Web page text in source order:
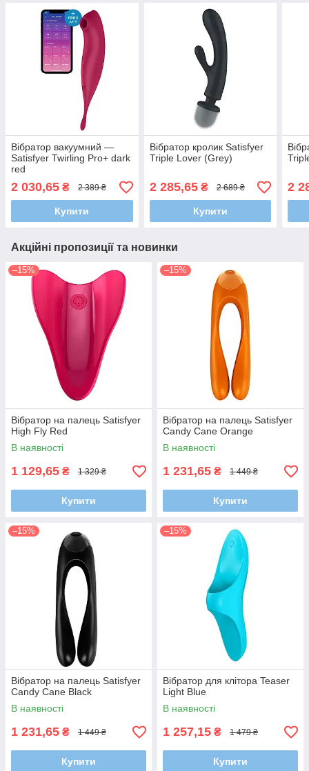
Вібратор вакуумний —
Satisfyer Twirling Pro+ dark
red
2 030,65 ₴ 2 389 ₴
Купити
Вібратор кролик Satisfyer
Triple Lover (Grey)
2 285,65₴ 2 689 ₴
Купити
2
Акційні пропозиції та новинки
–15%
Вібратор на палець Satisfyer
High Fly Red
В наявності
1 129,65 ₴ 1 329 ₴
Купити
–15%
Вібратор на палець Satisfyer
Candy Cane Orange
В наявності
1 231,65 ₴ 1 449 ₴
Купити
–15%
Вібратор на палець Satisfyer
Candy Cane Black
В наявності
1 231,65 ₴ 1 449 ₴
Купити
–15%
Вібратор для клітора Teaser
Light Blue
В наявності
1 257,15 ₴ 1 479 ₴
Купити